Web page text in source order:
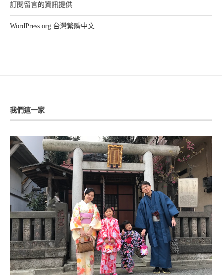
訂閱留言的資訊提供
WordPress.org 台灣繁體中文
我們這一家